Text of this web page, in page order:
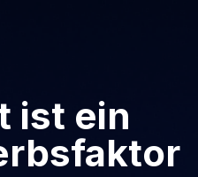
ist ein